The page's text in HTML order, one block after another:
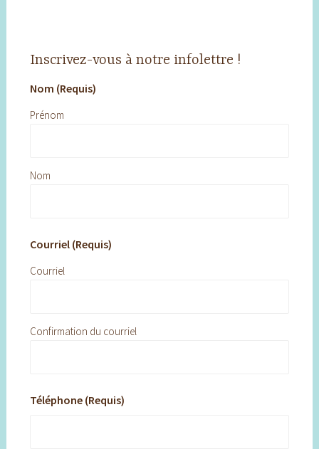
Inscrivez-vous à notre infolettre !
Nom (Requis)
Prénom
Nom
Courriel (Requis)
Courriel
Confirmation du courriel
Téléphone (Requis)